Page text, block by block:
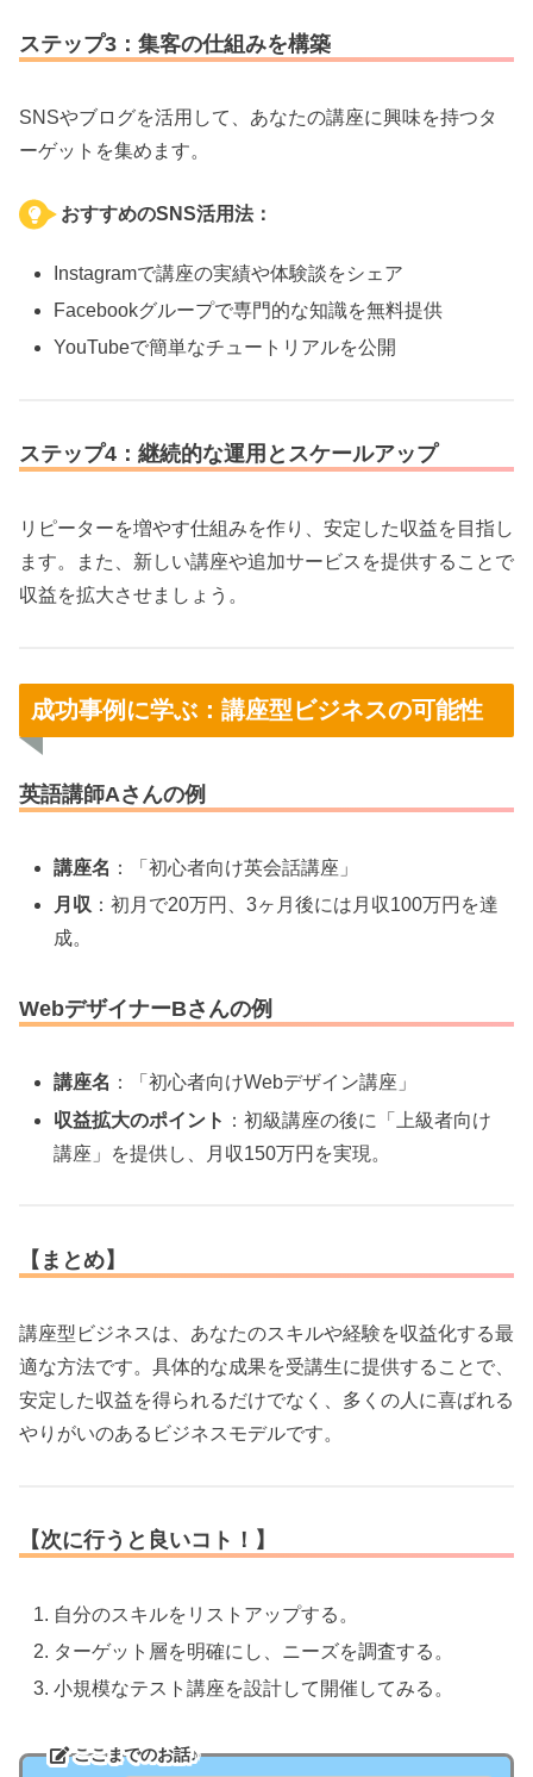
ステップ3：集客の仕組みを構築
SNSやブログを活用して、あなたの講座に興味を持つタ
ーゲットを集めます。
おすすめのSNS活用法：
Instagramで講座の実績や体験談をシェア
Facebookグループで専門的な知識を無料提供
YouTubeで簡単なチュートリアルを公開
ステップ4：継続的な運用とスケールアップ
リピーターを増やす仕組みを作り、安定した収益を目指し
ます。また、新しい講座や追加サービスを提供することで
収益を拡大させましょう。
成功事例に学ぶ：講座型ビジネスの可能性
英語講師Aさんの例
講座名 ：「初心者向け英会話講座」
月収 ：初月で20万円、3ヶ月後には月収100万円を達
成。
WebデザイナーBさんの例
講座名 ：「初心者向けWebデザイン講座」
収益拡大のポイント ：初級講座の後に「上級者向け
講座」を提供し、月収150万円を実現。
【まとめ】
講座型ビジネスは、あなたのスキルや経験を収益化する最
適な方法です。具体的な成果を受講生に提供することで、
安定した収益を得られるだけでなく、多くの人に喜ばれる
やりがいのあるビジネスモデルです。
【次に行うと良いコト！】
自分のスキルをリストアップする。
ターゲット層を明確にし、ニーズを調査する。
小規模なテスト講座を設計して開催してみる。
ここまでのお話♪